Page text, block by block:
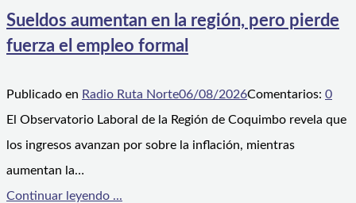
Sueldos aumentan en la región, pero pierde
fuerza el empleo formal
Publicado en Radio Ruta Norte06/08/2026Comentarios: 0
El Observatorio Laboral de la Región de Coquimbo revela que
los ingresos avanzan por sobre la inflación, mientras
aumentan la…
Continuar leyendo ...